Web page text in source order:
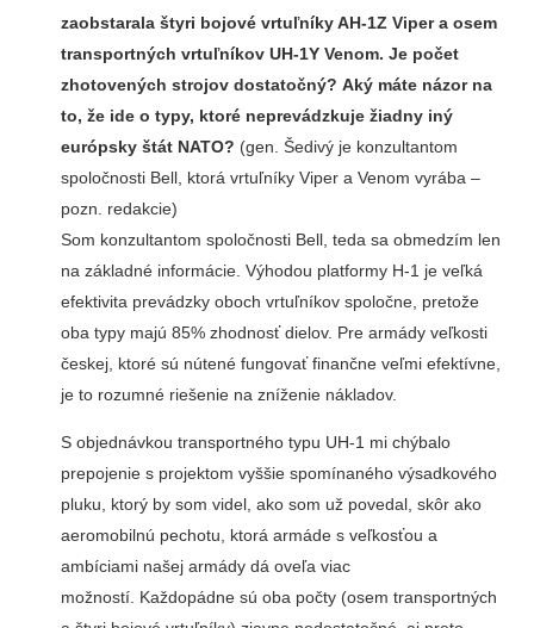
zaobstarala štyri bojové vrtuľníky AH-1Z Viper a osem
transportných vrtuľníkov UH-1Y Venom. Je počet
zhotovených strojov dostatočný? Aký máte názor na
to, že ide o typy, ktoré neprevádzkuje žiadny iný
európsky štát NATO? (gen. Šedivý je konzultantom
spoločnosti Bell, ktorá vrtuľníky Viper a Venom vyrába –
pozn. redakcie)
Som konzultantom spoločnosti Bell, teda sa obmedzím len
na základné informácie. Výhodou platformy H-1 je veľká
efektivita prevádzky oboch vrtuľníkov spoločne, pretože
oba typy majú 85% zhodnosť dielov. Pre armády veľkosti
českej, ktoré sú nútené fungovať finančne veľmi efektívne,
je to rozumné riešenie na zníženie nákladov.
S objednávkou transportného typu UH-1 mi chýbalo
prepojenie s projektom vyššie spomínaného výsadkového
pluku, ktorý by som videl, ako som už povedal, skôr ako
aeromobilnú pechotu, ktorá armáde s veľkosťou a
ambíciami našej armády dá oveľa viac
možností. Každopádne sú oba počty (osem transportných